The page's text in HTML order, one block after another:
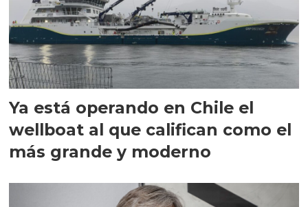
Ya está operando en Chile el
wellboat al que califican como el
más grande y moderno